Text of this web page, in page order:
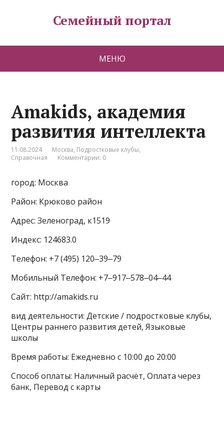
Семейный портал
МЕНЮ
Amakids, академия
развития интеллекта
11.08.2024 Москва, Подростковые клубы,
Справочная
Комментарии: 0
город: Москва
Район: Крюково район
Адрес: Зеленоград, к1519
Индекс: 124683.0
Телефон: +7 (495) 120‒39‒79
Мобильный Телефон: +7‒917‒578‒04‒44
Сайт: http://amakids.ru
вид деятельности: Детские / подростковые клубы,
Центры раннего развития детей, Языковые
школы
Время работы: Ежедневно с 10:00 до 20:00
Способ оплаты: Наличный расчёт, Оплата через
банк, Перевод с карты